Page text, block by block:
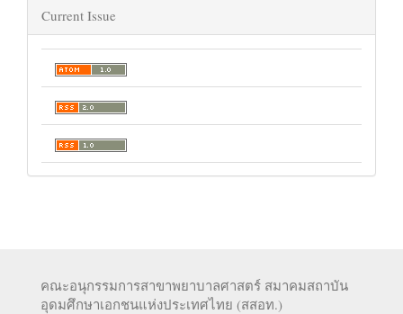
Current Issue
คณะอนุกรรมการสาขาพยาบาลศาสตร์ สมาคมสถาบัน
อุดมศึกษาเอกชนแห่งประเทศไทย (สสอท.)